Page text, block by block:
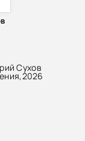
Сухов
,2026